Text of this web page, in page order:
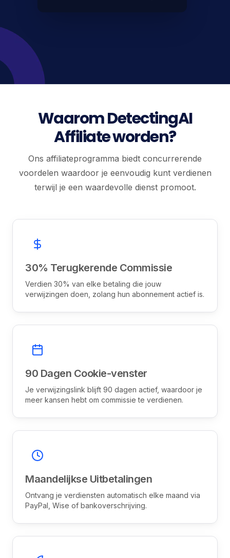
Waarom DetectingAI
Affiliate worden?
Ons affiliateprogramma biedt concurrerende
voordelen waardoor je eenvoudig kunt verdienen
terwijl je een waardevolle dienst promoot.
30% Terugkerende Commissie
Verdien 30% van elke betaling die jouw
verwijzingen doen, zolang hun abonnement actief is.
90 Dagen Cookie-venster
Je verwijzingslink blijft 90 dagen actief, waardoor je
meer kansen hebt om commissie te verdienen.
Maandelijkse Uitbetalingen
Ontvang je verdiensten automatisch elke maand via
PayPal, Wise of bankoverschrijving.